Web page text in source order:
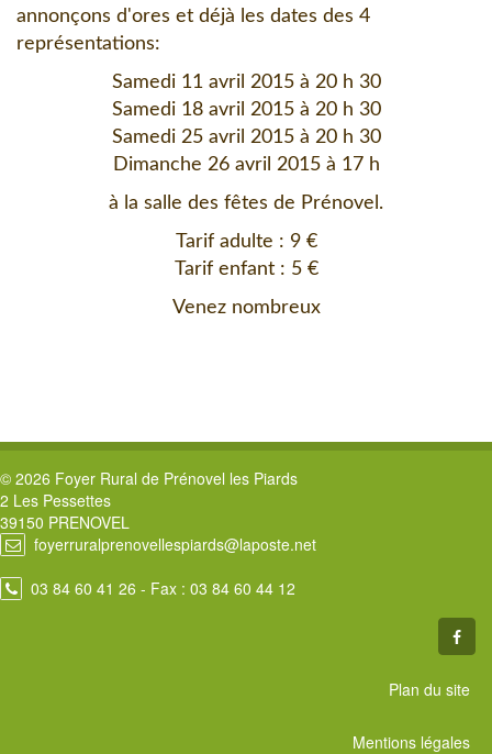
annonçons d'ores et déjà les dates des 4
représentations:
Samedi 11 avril 2015 à 20 h 30
Samedi 18 avril 2015 à 20 h 30
Samedi 25 avril 2015 à 20 h 30
Dimanche 26 avril 2015 à 17 h
à la salle des fêtes de Prénovel.
Tarif adulte : 9 €
Tarif enfant : 5 €
Venez nombreux
© 2026 Foyer Rural de Prénovel les Piards
2 Les Pessettes
39150 PRENOVEL
foyerruralprenovellespiards@laposte.net
03 84 60 41 26 - Fax : 03 84 60 44 12
Plan du site
Mentions légales